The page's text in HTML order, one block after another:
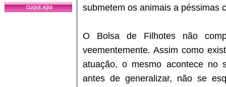
submetem os animais a péssimas
O Bolsa de Filhotes não
veementemente. Assim como
atuação, o mesmo acontece no
antes de generalizar, não se